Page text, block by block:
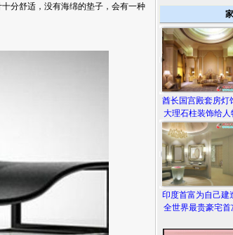
分舒适，没有海绵的垫子，会有一种
酋长国宫殿套房灯
大理石柱装饰给人
印度首富为自己建
全世界最贵豪宅首